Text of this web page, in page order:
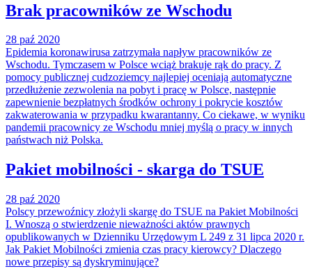
Brak pracowników ze Wschodu
28 paź 2020
Epidemia koronawirusa zatrzymała napływ pracowników ze
Wschodu. Tymczasem w Polsce wciąż brakuje rąk do pracy. Z
pomocy publicznej cudzoziemcy najlepiej oceniają automatyczne
przedłużenie zezwolenia na pobyt i pracę w Polsce, następnie
zapewnienie bezpłatnych środków ochrony i pokrycie kosztów
zakwaterowania w przypadku kwarantanny. Co ciekawe, w wyniku
pandemii pracownicy ze Wschodu mniej myślą o pracy w innych
państwach niż Polska.
Pakiet mobilności - skarga do TSUE
28 paź 2020
Polscy przewoźnicy złożyli skargę do TSUE na Pakiet Mobilności
I. Wnoszą o stwierdzenie nieważności aktów prawnych
opublikowanych w Dzienniku Urzędowym L 249 z 31 lipca 2020 r.
Jak Pakiet Mobilności zmienia czas pracy kierowcy? Dlaczego
nowe przepisy są dyskryminujące?